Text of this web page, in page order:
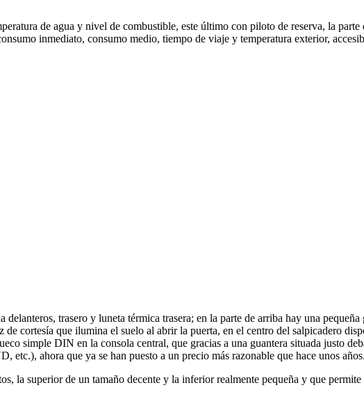
de agua y nivel de combustible, este último con piloto de reserva, la
inmediato, consumo medio, tiempo de viaje y temperatura exterior,
trasero y luneta térmica trasera; en la parte de arriba hay una pequeña
de cortesía que ilumina el suelo al abrir la puerta, en el centro del salpicadero
simple DIN en la consola central, que gracias a una guantera situada justo
ahora que ya se han puesto a un precio más razonable que hace unos años.
la superior de un tamaño decente y la inferior realmente pequeña y que